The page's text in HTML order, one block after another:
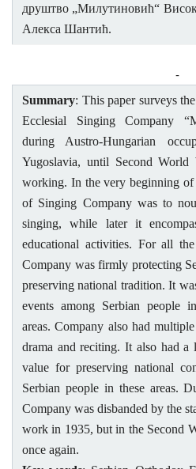
друштво „Милутиновић“
Алекса Шантић.
-
Summary: This paper surveys
Ecclesial Singing Company
during Austro-Hungarian
Yugoslavia, until Second World
working. In the very beginning of
of Singing Company was to
singing, while later it
educational activities. For all
Company was firmly protecting
preserving national tradition. It
events among Serbian people
areas. Company also had
drama and reciting. It also had
value for preserving national
Serbian people in these areas.
Company was disbanded by the
work in 1935, but in the Second
once again.